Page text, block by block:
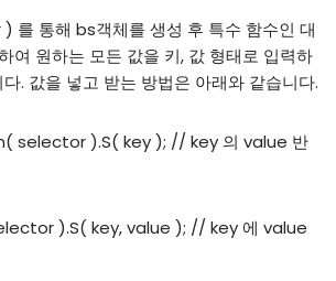
통해 bs객체를 생성 후 특수 함수인 대
여 원하는 모든 값을 키, 값 형태로 입력하
. 값을 넣고 받는 방법은 아래와 같습니다.
selector ).S( key ); // key 의 value 반
).S( key, value ); // key 에 value